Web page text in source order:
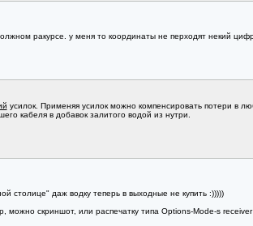
ракурсе. у меня то координаты не перходят некий
усилок. Применяя усилок можно компенсировать потери в
кабеля в добавок залитого водой из нутри.
столице" даж водку теперь в выходные не купить :)))))
можно скриншот, или распечатку типа Options-Mode-s